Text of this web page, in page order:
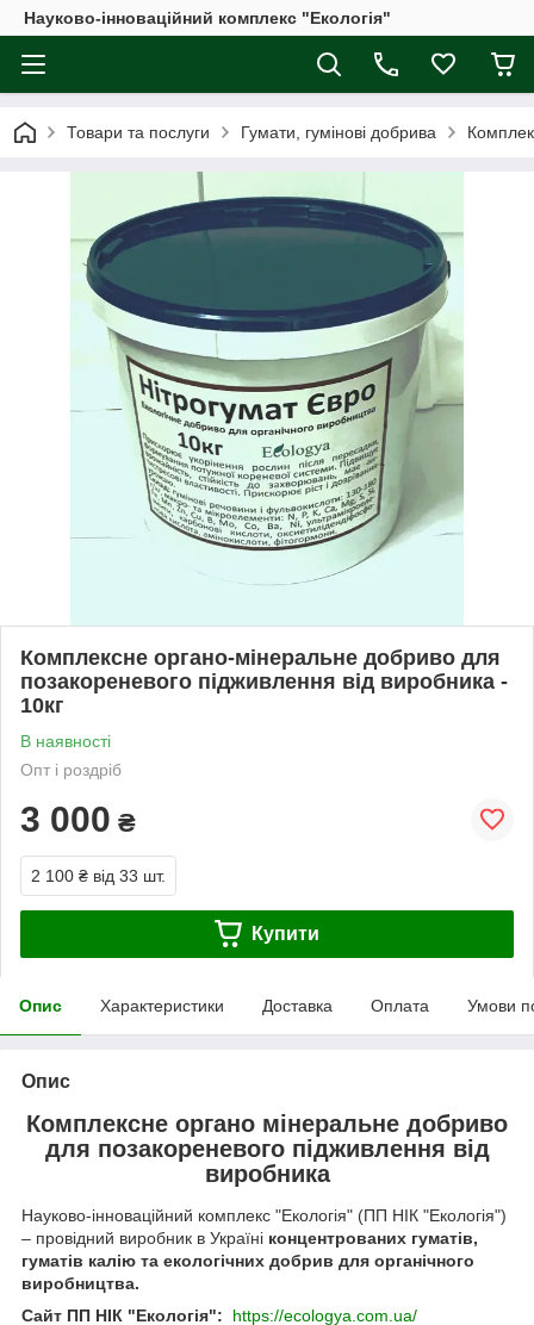
Науково-інноваційний комплекс "Екологія"
Товари та послуги Гумати, гумінові добрива
Комплексне органо-мінеральне добриво для
позакореневого підживлення від виробника -
10кг
В наявності
Опт і роздріб
3 000 ₴
2 100 ₴ від 33 шт.
Купити
Опис Характеристики Доставка Оплата Умови
Опис
Комплексне органо мінеральне добриво
для позакореневого підживлення від
виробника
Науково-інноваційний комплекс "Екологія" (ПП НІК "Екологія")
– провідний виробник в Україні концентрованих гуматів,
гуматів калію та екологічних добрив для органічного
виробництва.
Сайт ПП НІК "Екологія": https://ecologya.com.ua/